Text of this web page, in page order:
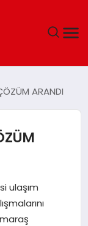
ARANDI
ulaşım